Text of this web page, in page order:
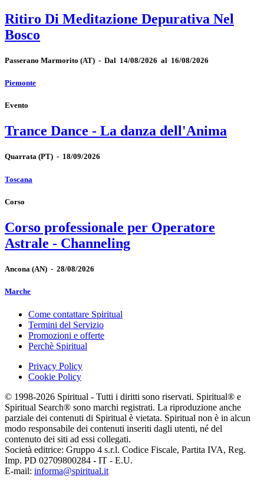
Ritiro Di Meditazione Depurativa Nel
Bosco
Passerano Marmorito (AT) - Dal 14/08/2026 al 16/08/2026
Piemonte
Evento
Trance Dance - La danza dell'Anima
Quarrata (PT) - 18/09/2026
Toscana
Corso
Corso professionale per Operatore
Astrale - Channeling
Ancona (AN) - 28/08/2026
Marche
Come contattare Spiritual
Termini del Servizio
Promozioni e offerte
Perchè Spiritual
Privacy Policy
Cookie Policy
© 1998-2026 Spiritual - Tutti i diritti sono riservati. Spiritual® e
Spiritual Search® sono marchi registrati. La riproduzione anche
parziale dei contenuti di Spiritual è vietata. Spiritual non è in alcun
modo responsabile dei contenuti inseriti dagli utenti, né del
contenuto dei siti ad essi collegati.
Società editrice: Gruppo 4 s.r.l. Codice Fiscale, Partita IVA, Reg.
Imp. PD 02709800284 - IT - E.U.
E-mail: informa@spiritual.it